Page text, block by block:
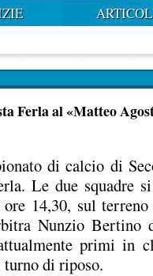
Ferla al «Matteo
di calcio di
Le due squadre
ore 14,30, sul
Nunzio Bertino
primi in
turno di riposo.